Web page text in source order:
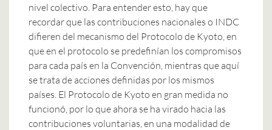
nivel colectivo. Para entender esto, hay que
recordar que las contribuciones nacionales o INDC
difieren del mecanismo del Protocolo de Kyoto, en
que en el protocolo se predefinían los compromisos
para cada país en la Convención, mientras que aquí
se trata de acciones definidas por los mismos
países. El Protocolo de Kyoto en gran medida no
funcionó, por lo que ahora se ha virado hacia las
contribuciones voluntarias, en una modalidad de